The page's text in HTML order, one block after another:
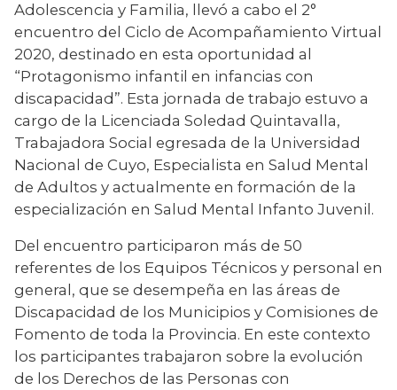
Adolescencia y Familia, llevó a cabo el 2°
encuentro del Ciclo de Acompañamiento Virtual
2020, destinado en esta oportunidad al
“Protagonismo infantil en infancias con
discapacidad”. Esta jornada de trabajo estuvo a
cargo de la Licenciada Soledad Quintavalla,
Trabajadora Social egresada de la Universidad
Nacional de Cuyo, Especialista en Salud Mental
de Adultos y actualmente en formación de la
especialización en Salud Mental Infanto Juvenil.
Del encuentro participaron más de 50
referentes de los Equipos Técnicos y personal en
general, que se desempeña en las áreas de
Discapacidad de los Municipios y Comisiones de
Fomento de toda la Provincia. En este contexto
los participantes trabajaron sobre la evolución
de los Derechos de las Personas con